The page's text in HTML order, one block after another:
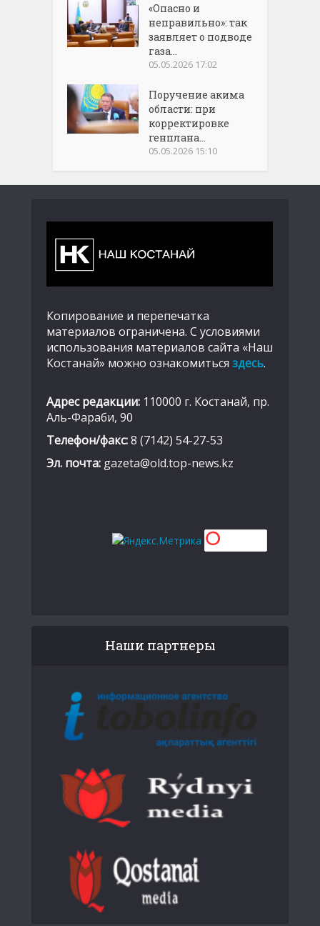
«Опасно и
неправильно»: так
заявляет о подводе
газа...
05.05.2026 17:02
Поручение акима
области: при
корректировке
генплана...
05.05.2026 15:10
Копирование и перепечатка
материалов ограничена. С условиями
использования материалов сайта «Наш
Костанай» можно ознакомиться здесь.
Адрес редакции: 110000 г. Костанай, пр.
Аль-Фараби, 90
Телефон/факс:8 (7142) 54-27-53
Эл. почта: gazeta@old.top-news.kz
Наши партнеры